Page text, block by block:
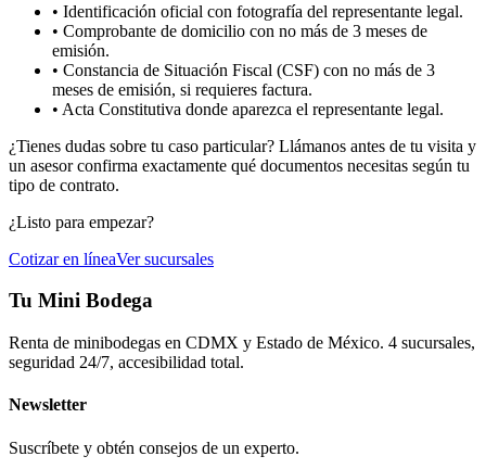
• Identificación oficial con fotografía del representante legal.
• Comprobante de domicilio con no más de 3 meses de
emisión.
• Constancia de Situación Fiscal (CSF) con no más de 3
meses de emisión, si requieres factura.
• Acta Constitutiva donde aparezca el representante legal.
¿Tienes dudas sobre tu caso particular? Llámanos antes de tu visita y
un asesor confirma exactamente qué documentos necesitas según tu
tipo de contrato.
¿Listo para empezar?
Cotizar en líneaVer sucursales
Tu Mini Bodega
Renta de minibodegas en CDMX y Estado de México. 4 sucursales,
seguridad 24/7, accesibilidad total.
Newsletter
Suscríbete y obtén consejos de un experto.